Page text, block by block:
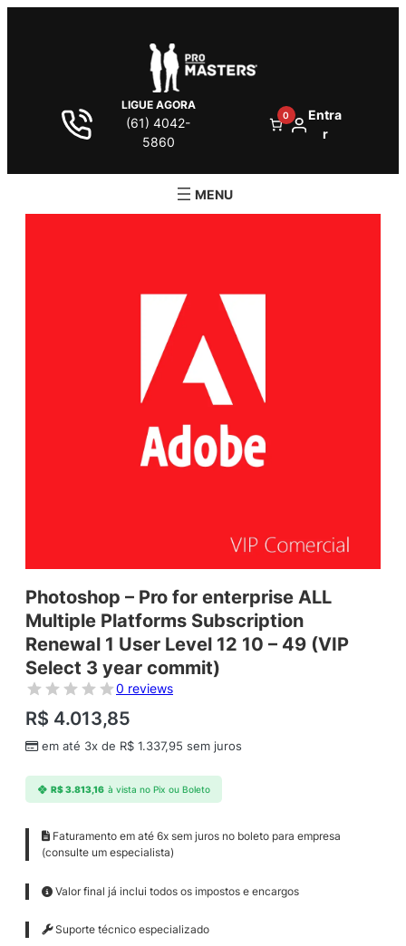
LIGUE AGORA
(61) 4042-
5860
0
Entra
r
Photoshop – Pro for enterprise ALL
Multiple Platforms Subscription
Renewal 1 User Level 12 10 – 49 (VIP
Select 3 year commit)
0 reviews
R$ 4.013,85
em até 3x de R$ 1.337,95 sem juros
R$3.813,16 à vista no Pix ou Boleto
Faturamento em até 6x sem juros no boleto para empresa
(consulte um especialista)
Valor final já inclui todos os impostos e encargos
Suporte técnico especializado